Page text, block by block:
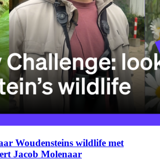
Woudensteins wildlife met
Jacob Molenaar